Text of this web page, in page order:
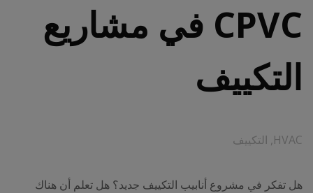
CPVC في مشاريع
التكييف
HVAC
, التكييف
هل تفكر في مشروع أنابيب التكييف جديد؟ هل تعلم أن هناك